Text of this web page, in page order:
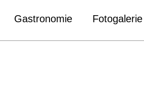
Gastronomie Fotogalerie